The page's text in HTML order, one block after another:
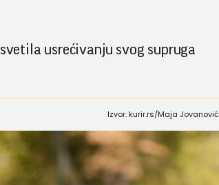
usrećivanju svog supruga
Izvor: kurir.rs/Maja Jovanović